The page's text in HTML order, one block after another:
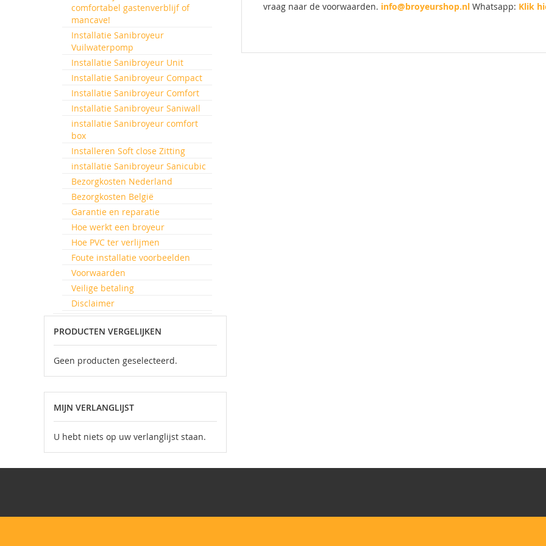
vraag naar de voorwaarden. info@broyeurshop.nl Whatsapp: Klik
comfortabel gastenverblijf of
mancave!
Installatie Sanibroyeur
Vuilwaterpomp
Installatie Sanibroyeur Unit
Installatie Sanibroyeur Compact
Installatie Sanibroyeur Comfort
Installatie Sanibroyeur Saniwall
installatie Sanibroyeur comfort
box
Installeren Soft close Zitting
installatie Sanibroyeur Sanicubic
Bezorgkosten Nederland
Bezorgkosten België
Garantie en reparatie
Hoe werkt een broyeur
Hoe PVC ter verlijmen
Foute installatie voorbeelden
Voorwaarden
Veilige betaling
Disclaimer
PRODUCTEN VERGELIJKEN
Geen producten geselecteerd.
MIJN VERLANGLIJST
U hebt niets op uw verlanglijst staan.